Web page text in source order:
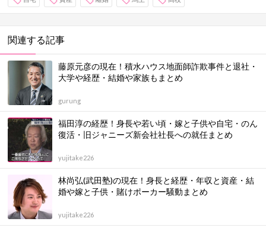
関連する記事
藤原元彦の現在！積水ハウス地面師詐欺事件と退社・
大学や経歴・結婚や家族もまとめ
gurung
福田淳の経歴！身長や若い頃・嫁と子供や自宅・のん
復活・旧ジャニーズ新会社社長への就任まとめ
yujitake226
林尚弘(武田塾)の現在！身長と経歴・年収と資産・結
婚や嫁と子供・賭けポーカー騒動まとめ
yujitake226